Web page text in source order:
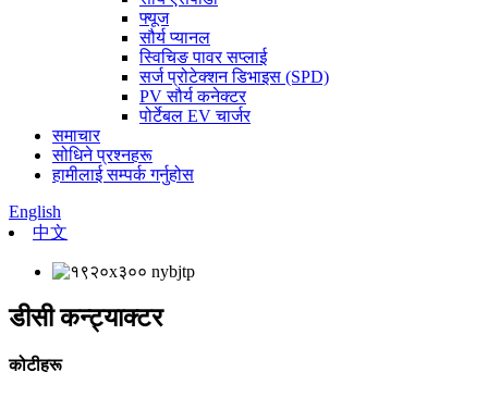
फ्यूज
सौर्य प्यानल
स्विचिङ पावर सप्लाई
सर्ज प्रोटेक्शन डिभाइस (SPD)
PV सौर्य कनेक्टर
पोर्टेबल EV चार्जर
समाचार
सोधिने प्रश्नहरू
हामीलाई सम्पर्क गर्नुहोस
English
中文
डीसी कन्ट्याक्टर
कोटीहरू